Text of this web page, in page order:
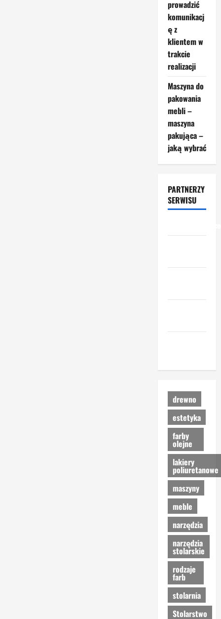
prowadzić
komunikacj
ę z
klientem w
trakcie
realizacji
Maszyna do
pakowania
mebli –
maszyna
pakująca –
jaką wybrać
PARTNERZY
SERWISU
drewno
estetyka
farby
olejne
lakiery
poliuretanowe
maszyny
meble
narzędzia
narzędzia
stolarskie
rodzaje
farb
stolarnia
Stolarstwo